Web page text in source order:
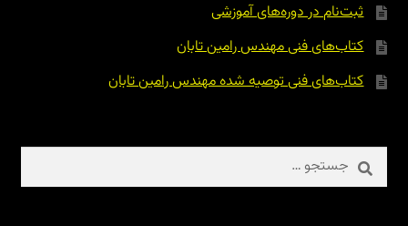
ثبت‌نام در دوره‌های آموزشی
کتاب‌های فنی مهندس رامین تابان
کتاب‌های فنی توصیه شده مهندس رامین تابان
جستجو
برای: